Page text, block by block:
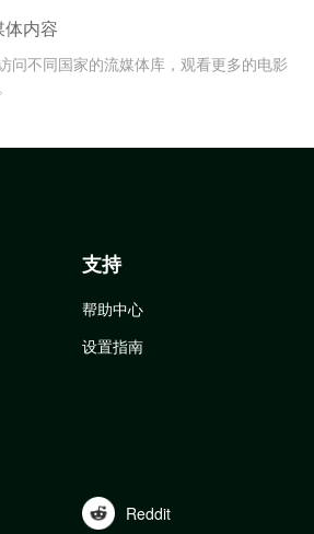
内容
问不同国家的流媒体库，观看更多的电影
支持
帮助中心
设置指南
Reddit